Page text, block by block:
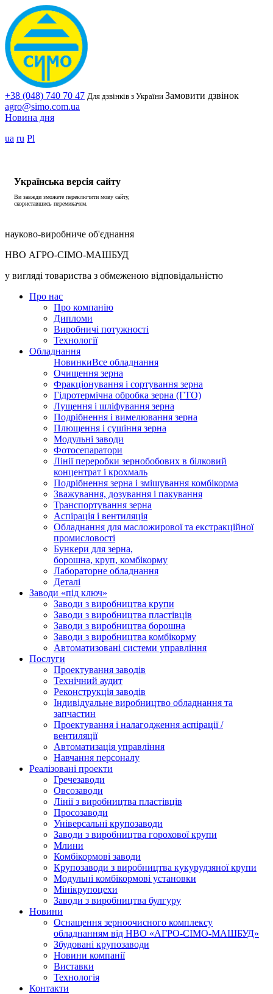
+38 (048) 740 70 47 Для дзвінків з України Замовити дзвінок
agro@simo.com.ua
Новина дня
ua ru Pl
Українська версія сайту
Ви завжди зможете переключити мову сайту,
скориставшись перемикачем.
науково-виробниче об'єднання
НВО АГРО-СІМО-МАШБУД
у вигляді товариства з обмеженою відповідальністю
Про нас
Про компанію
Дипломи
Виробничі потужності
Технології
Обладнання
НовинкиВсе обладнання
Очищення зерна
Фракціонування і сортування зерна
Гідротермічна обробка зерна (ГТО)
Лущення і шліфування зерна
Подрібнення і вимелювання зерна
Плющення і сушіння зерна
Модульні заводи
Фотосепаратори
Лінії переробки зернобобових в білковий
концентрат і крохмаль
Подрібнення зерна і змішування комбікорма
Зважування, дозування і пакування
Транспортування зерна
Аспірація і вентиляція
Обладнання для масложирової та екстракційної
промисловості
Бункери для зерна,
борошна, круп, комбікорму
Лабораторне обладнання
Деталі
Заводи «під ключ»
Заводи з виробництва крупи
Заводи з виробництва пластівців
Заводи з виробництва борошна
Заводи з виробництва комбікорму
Автоматизовані системи управління
Послуги
Проектування заводів
Технічний аудит
Реконструкція заводів
Індивідуальне виробництво обладнання та
запчастин
Проектування і налагодження аспірації /
вентиляції
Автоматизація управління
Навчання персоналу
Реалізовані проекти
Гречезаводи
Овсозаводи
Лінії з виробництва пластівців
Просозаводи
Універсальні крупозаводи
Заводи з виробництва горохової крупи
Млини
Комбікормові заводи
Крупозаводи з виробництва кукурудзяної крупи
Модульні комбікормові установки
Мінікрупоцехи
Заводи з виробництва булгуру
Новини
Оснащення зерноочисного комплексу
обладнанням від НВО «АГРО-СІМО-МАШБУД»
Збудовані крупозаводи
Новини компанії
Виставки
Технологія
Контакти